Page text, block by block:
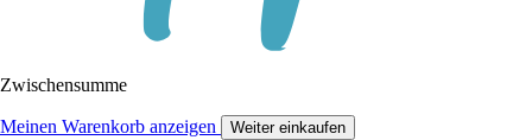
Zwischensumme
Meinen Warenkorb anzeigen Weiter einkaufen